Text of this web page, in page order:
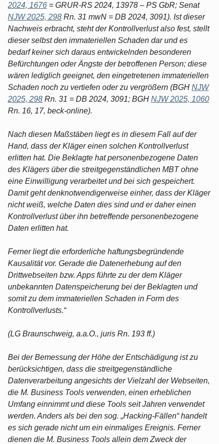
2024, 1676 = GRUR-RS 2024, 13978 – PS GbR; Senat
NJW 2025, 298 Rn. 31 mwN = DB 2024, 3091). Ist dieser
Nachweis erbracht, steht der Kontrollverlust also fest, stellt
dieser selbst den immateriellen Schaden dar und es
bedarf keiner sich daraus entwickelnden besonderen
Befürchtungen oder Ängste der betroffenen Person; diese
wären lediglich geeignet, den eingetretenen immateriellen
Schaden noch zu vertiefen oder zu vergrößern (BGH NJW
2025, 298 Rn. 31 = DB 2024, 3091; BGH NJW 2025, 1060
Rn. 16, 17, beck-online).
Nach diesen Maßstäben liegt es in diesem Fall auf der
Hand, dass der Kläger einen solchen Kontrollverlust
erlitten hat. Die Beklagte hat personenbezogene Daten
des Klägers über die streitgegenständlichen MBT ohne
eine Einwilligung verarbeitet und bei sich gespeichert.
Damit geht denknotwendigerweise einher, dass der Kläger
nicht weiß, welche Daten dies sind und er daher einen
Kontrollverlust über ihn betreffende personenbezogene
Daten erlitten hat.
Ferner liegt die erforderliche haftungsbegründende
Kausalität vor. Gerade die Datenerhebung auf den
Drittwebseiten bzw. Apps führte zu der dem Kläger
unbekannten Datenspeicherung bei der Beklagten und
somit zu dem immateriellen Schaden in Form des
Kontrollverlusts.“
(LG Braunschweig, a.a.O., juris Rn. 193 ff.)
Bei der Bemessung der Höhe der Entschädigung ist zu
berücksichtigen, dass die streitgegenständliche
Datenverarbeitung angesichts der Vielzahl der Webseiten,
die M. Business Tools verwenden, einen erheblichen
Umfang einnimmt und diese Tools seit Jahren verwendet
werden. Anders als bei den sog. „Hacking-Fällen“ handelt
es sich gerade nicht um ein einmaliges Ereignis. Ferner
dienen die M. Business Tools allein dem Zweck der